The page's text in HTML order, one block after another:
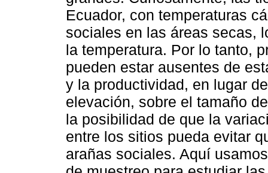
Ecuador, con temperaturas
sociales en las áreas secas,
la temperatura. Por lo tanto,
pueden estar ausentes de
y la productividad, en lugar
elevación, sobre el tamaño
la posibilidad de que la
entre los sitios pueda evitar
arañas sociales. Aquí